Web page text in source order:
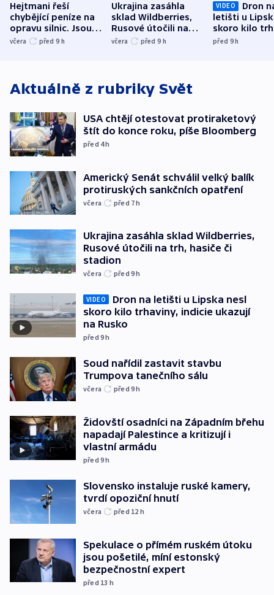
Hejtmani řeší
chybějící peníze na
opravu silnic. Jsou
nenárokové, namítá
včera před 9 h
Ukrajina zasáhla
sklad Wildberries,
Rusové útočili na
trh, hasiče či
včera před 9 h
VIDEO
Dron
letišti u
skoro kilo
indicie
před 9h
Aktuálně z rubriky Svět
USA chtějí otestovat protiraketový
štít do konce roku, píše Bloomberg
před 4h
Americký Senát schválil velký balík
protiruských sankčních opatření
včera před 7h
Ukrajina zasáhla sklad Wildberries,
Rusové útočili na trh, hasiče či
stadion
včera před 9h
VIDEO
Dron na letišti u Lipska nesl
skoro kilo trhaviny, indicie ukazují
na Rusko
před 9h
Soud nařídil zastavit stavbu
Trumpova tanečního sálu
včera před 9h
Židovští osadníci na Západním břehu
napadají Palestince a kritizují i
vlastní armádu
před 9h
Slovensko instaluje ruské kamery,
tvrdí opoziční hnutí
včera před 12 h
Spekulace o přímém ruském útoku
jsou pošetilé, míní estonský
bezpečnostní expert
před 13 h